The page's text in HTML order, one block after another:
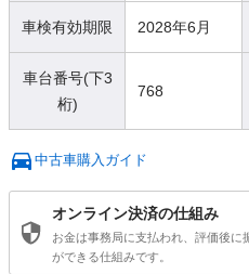
車検有効期限 2028年6月
車台番号(下3
桁)
768
中古車購入ガイド
オンライン決済の仕組み
お金は事務局に支払われ、評価後に
ができる仕組みです。